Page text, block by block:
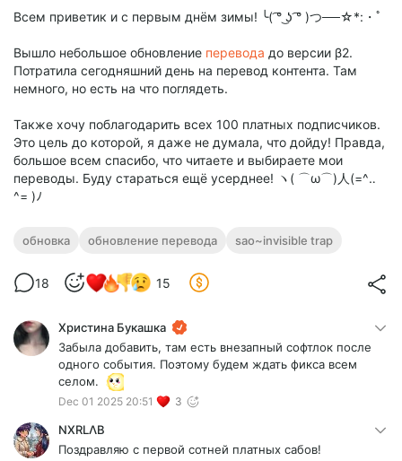
Всем приветик и с первым днём зимы! ╰( ͡° ͜ʖ ͡° )つ──☆*:・ﾟ
Вышло небольшое обновление перевода до версии β2.
Потратила сегодняшний день на перевод контента. Там
немного, но есть на что поглядеть.
Также хочу поблагодарить всех 100 платных подписчиков.
Это цель до которой, я даже не думала, что дойду! Правда,
большое всем спасибо, что читаете и выбираете мои
переводы. Буду стараться ещё усерднее! ヽ( ⌒ω⌒)人(=^‥
^= )ﾉ
обновка обновление перевода sao~invisible trap
18 15
Христина Букашка
Забыла добавить, там есть внезапный софтлок после
одного события. Поэтому будем ждать фикса всем
селом.
Dec 01 2025 20:51 3
NXRLΛB
Поздравляю с первой сотней платных сабов!